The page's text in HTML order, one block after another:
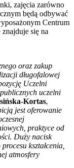
zajęcia zarówno
będą odbywać
Centrum
się na
oraz zakup
długofalowej
Uczelni
uczelni
Kortas,
jest oferowanie
praktyce od
Duży nacisk
kształcenia,
atmosfery